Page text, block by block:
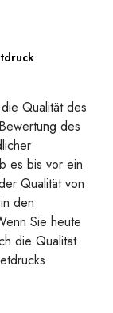
Qualität des
des
es bis vor ein
Qualität von
den
Sie heute
die Qualität